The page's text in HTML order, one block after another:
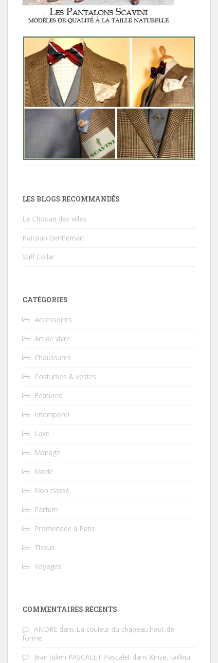
LES BLOGS RECOMMANDÉS
Le Chouan des villes
Parisian Gentleman
Stiff Collar
CATÉGORIES
Accessoires
Art de vivre
Chaussures
Costumes & vestes
Featured
Intemporel
Luxe
Mariage
Mode
Non classé
Parfum
Promenade à Paris
Tissus
Voyages
COMMENTAIRES RÉCENTS
ANDRE dans La couleur du chapeau haut-de-
forme
Jean Julien PASCALET Pascalet dans Knize, tailleur